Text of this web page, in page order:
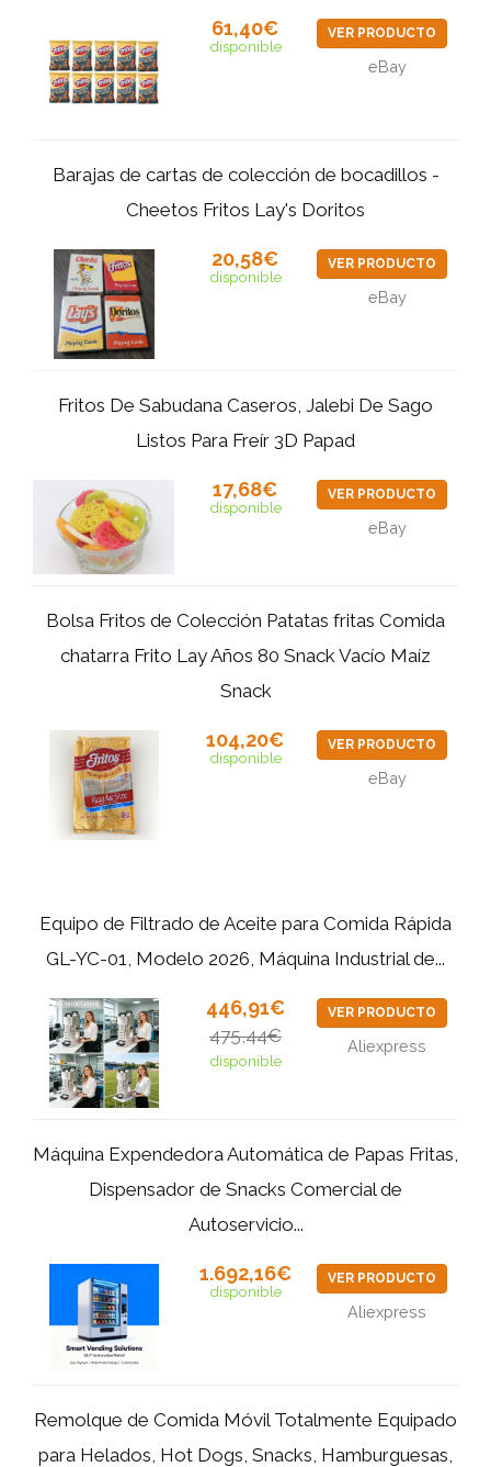
61,40€
disponible
VER PRODUCTO
eBay
Barajas de cartas de colección de bocadillos -
Cheetos Fritos Lay's Doritos
20,58€
disponible
VER PRODUCTO
eBay
Fritos De Sabudana Caseros, Jalebi De Sago
Listos Para Freír 3D Papad
17,68€
disponible
VER PRODUCTO
eBay
Bolsa Fritos de Colección Patatas fritas Comida
chatarra Frito Lay Años 80 Snack Vacío Maíz
Snack
104,20€
disponible
VER PRODUCTO
eBay
Equipo de Filtrado de Aceite para Comida Rápida
GL-YC-01, Modelo 2026, Máquina Industrial de...
446,91€
475,44€
disponible
VER PRODUCTO
Aliexpress
Máquina Expendedora Automática de Papas Fritas,
Dispensador de Snacks Comercial de
Autoservicio...
1.692,16€
disponible
VER PRODUCTO
Aliexpress
Remolque de Comida Móvil Totalmente Equipado
para Helados, Hot Dogs, Snacks, Hamburguesas,